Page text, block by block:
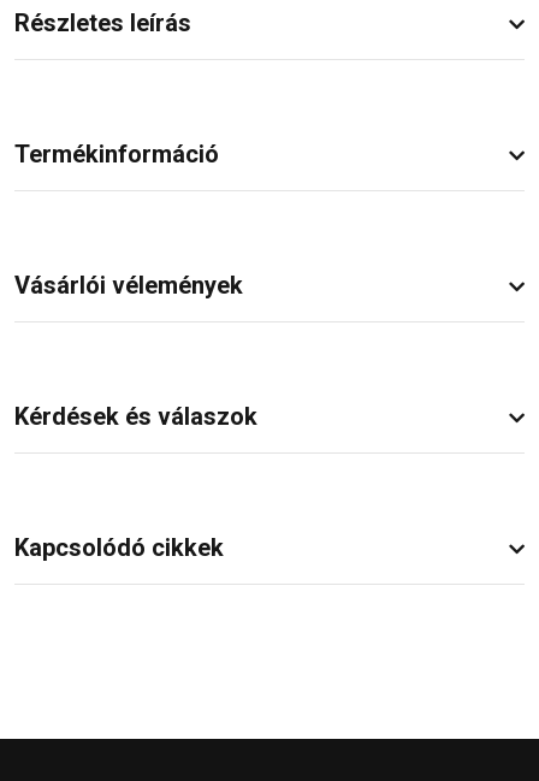
Részletes leírás
Termékinformáció
Vásárlói vélemények
Kérdések és válaszok
Kapcsolódó cikkek